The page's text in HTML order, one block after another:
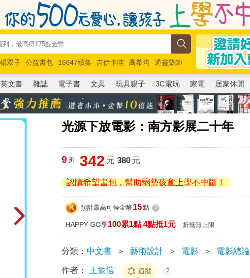
楊双子 公益書包 16647續集 吉伊卡哇 高希均
通靈藥師
新作 馬斯克 玩具總動員5 超慢跑
英文書 雜誌 電子書 文具 玩具親子 3C電玩 家電 居家休閒
光源下放電影：南方影展二十年
9 折 342 元 380元
認購希望書包，幫助弱勢孩童上學不中斷！
預計最高可得金幣 15點 ?
HAPPY GO享100累1點 4點抵1元 折抵無上限
分類： 中文書 ＞ 藝術設計 ＞ 電影 ＞ 電影總論
作者： 王振愷 追蹤 ?